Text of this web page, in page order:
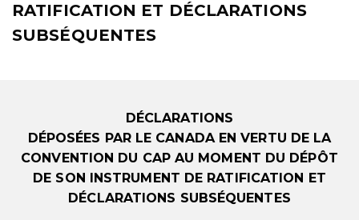
RATIFICATION ET DÉCLARATIONS
SUBSÉQUENTES
DÉCLARATIONS
DÉPOSÉES PAR LE CANADA EN VERTU DE LA
CONVENTION DU CAP AU MOMENT DU DÉPÔT
DE SON INSTRUMENT DE RATIFICATION ET
DÉCLARATIONS SUBSÉQUENTES